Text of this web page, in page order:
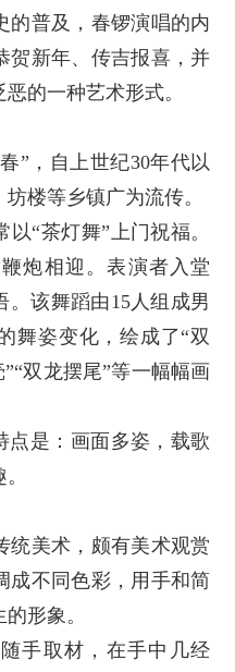
的普及，春锣演唱的内
贺新年、传吉报喜，并
的一种艺术形式。
”，自上世纪30年代以
楼等乡镇广为流传。
“茶灯舞”上门祝福。
炮相迎。表演者入堂
。该舞蹈由15人组成男
舞姿变化，绘成了“双
双龙摆尾”等一幅幅画
点是：画面多姿，载歌
统美术，颇有美术观赏
成不同色彩，用手和简
形象。
手取材，在手中几经